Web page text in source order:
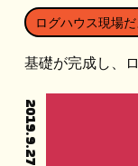
ログハウス現場だ
基礎が完成し、
2019.9.27